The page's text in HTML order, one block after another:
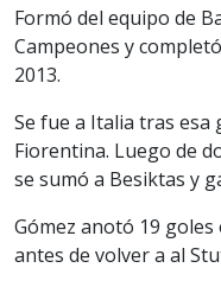
Formó del equipo de
Campeones y
2013.
Se fue a Italia tras esa
Fiorentina. Luego de
se sumó a Besiktas y
Gómez anotó 19
antes de volver a al